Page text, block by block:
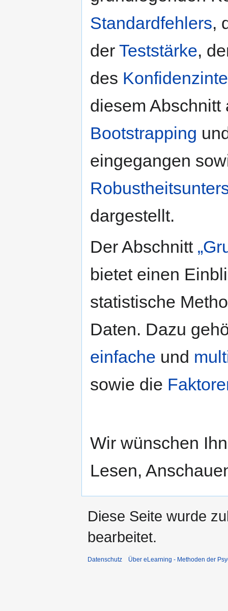
Standardfehlers,
der Teststärke,
des
diesem
Bootstrapping
eingegangen
dargestellt.
Der Abschnitt
bietet einen
statistische
Daten. Dazu
einfache und
sowie die
Wir wünschen
Lesen,
Diese Seite wurde
bearbeitet.
Datenschutz Über eLearning - Methoden der